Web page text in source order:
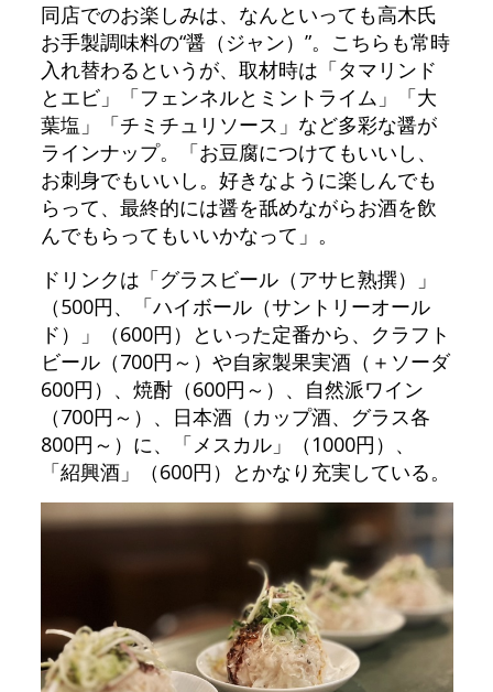
同店でのお楽しみは、なんといっても高木氏
お手製調味料の“醤（ジャン）”。こちらも常時
入れ替わるというが、取材時は「タマリンド
とエビ」「フェンネルとミントライム」「大
葉塩」「チミチュリソース」など多彩な醤が
ラインナップ。「お豆腐につけてもいいし、
お刺身でもいいし。好きなように楽しんでも
らって、最終的には醤を舐めながらお酒を飲
んでもらってもいいかなって」。
ドリンクは「グラスビール（アサヒ熟撰）」
（500円、「ハイボール（サントリーオール
ド）」（600円）といった定番から、クラフト
ビール（700円～）や自家製果実酒（＋ソーダ
600円）、焼酎（600円～）、自然派ワイン
（700円～）、日本酒（カップ酒、グラス各
800円～）に、「メスカル」（1000円）、
「紹興酒」（600円）とかなり充実している。